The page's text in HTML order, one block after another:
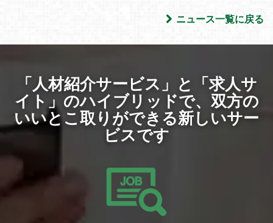
ニュース一覧に戻る
「人材紹介サービス」と「求人サ
イト」のハイブリッドで、 双方の
いいとこ取りができる新しいサー
ビスです